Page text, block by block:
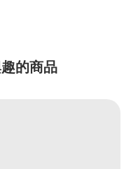
的商品